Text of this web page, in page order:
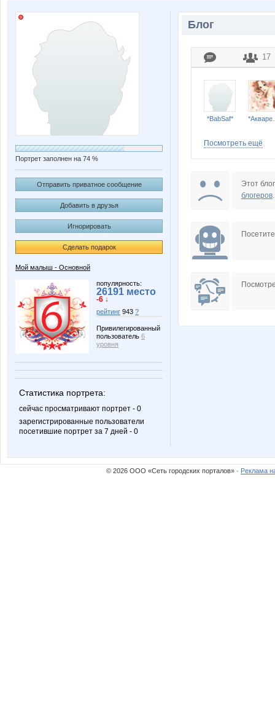
Портрет заполнен на 74 %
Отправить приватное сообщение
Добавить в друзья
Игнорировать
Сделать подарок
Мой малыш - Основной
популярность:
26191 место
-6 ↓
рейтинг 943 ?
Привилегированный
пользователь 6
уровня
Статистика портрета:
сейчас просматривают портрет - 0
зарегистрированные пользователи
посетившие портрет за 7 дней - 0
Блог
17
*BabSaf*
Sc@rlet
XMSX
Посмотреть ещё
Этот
блогеров.
© 2026 ООО «Сеть городских порталов» · Реклама